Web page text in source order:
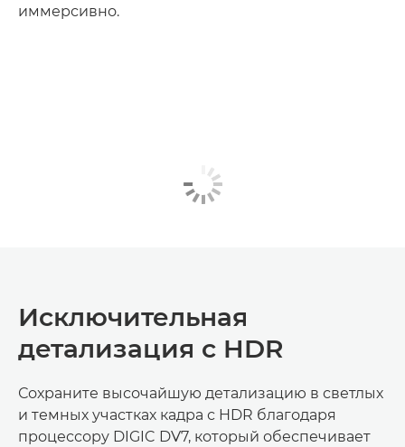
иммерсивно.
Исключительная
детализация с HDR
Сохраните высочайшую детализацию в светлых
и темных участках кадра с HDR благодаря
процессору DIGIC DV7, который обеспечивает